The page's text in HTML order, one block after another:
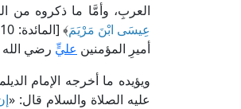
العربِ، وأمَّا ما ذكروه من
عِيسَى ابْنَ مَرْيَمَ﴾ [المائدة: 110]، وأَخْبر عنه كذلك نحو: ﴿
أميرِ المؤمنين عليٍّ رضي
ويؤيده ما أخرجه الإمام
عليه الصلاة والسلام قال: «